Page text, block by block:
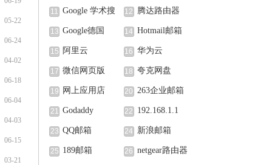
05-22
06-24
04-02
06-18
06-04
04-03
06-15
03-21
11 Google 学术搜
索
12 腾达路由器
13 Google德国 14 Hotmail邮箱
15 阿里云 16 华为云
17 微信网页版 18 夸克网盘
19 网上应用店 20 263企业邮箱
21 Godaddy 22 192.168.1.1
23 QQ邮箱 24 新浪邮箱
25 189邮箱 26 netgear路由器